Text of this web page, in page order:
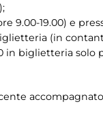
9.00-19.00) e
(in
biglietteria solo